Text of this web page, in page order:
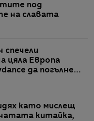
под
на славата
спечели
цяла Европа
да погълне
като мислещ
китайка,